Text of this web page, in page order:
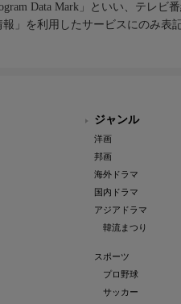
Data Mark」といい、テレビ
報」を利用したサービスにのみ表
ジャンル
洋画
邦画
海外ドラマ
国内ドラマ
アジアドラマ
韓流まつり
スポーツ
プロ野球
サッカー